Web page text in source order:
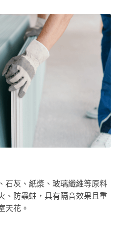
石灰、紙漿、玻璃纖維等原料
、防蟲蛀，具有隔音效果且重
天花。